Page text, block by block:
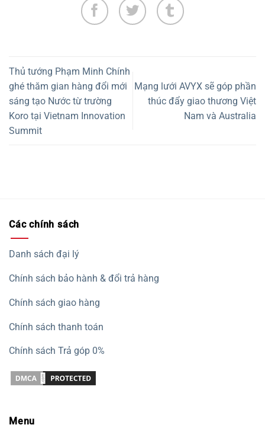
Thủ tướng Phạm Minh Chính
ghé thăm gian hàng đổi mới
sáng tạo Nước từ trường
Koro tại Vietnam Innovation
Summit
Mạng lưới AVYX sẽ góp phần
thúc đẩy giao thương Việt
Nam và Australia
Các chính sách
Danh sách đại lý
Chính sách bảo hành & đổi trả hàng
Chính sách giao hàng
Chính sách thanh toán
Chính sách Trả góp 0%
Menu